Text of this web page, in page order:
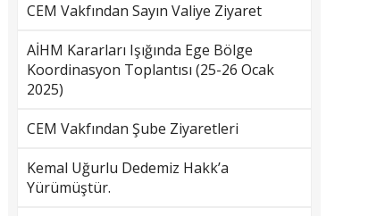
CEM Vakfından Sayın Valiye Ziyaret
AİHM Kararları Işığında Ege Bölge
Koordinasyon Toplantısı (25-26 Ocak
2025)
CEM Vakfından Şube Ziyaretleri
Kemal Uğurlu Dedemiz Hakk’a
Yürümüştür.